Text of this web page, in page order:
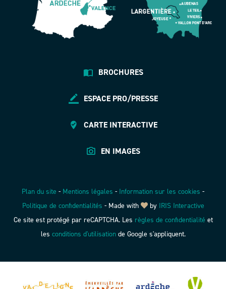
BROCHURES
ESPACE PRO/PRESSE
CARTE INTERACTIVE
EN IMAGES
Plan du site - Mentions légales - Information sur les cookies -
Politique de confidentialités -Made with by IRIS Interactive
Ce site est protégé par reCAPTCHA. Les règles de confidentialité et
les conditions d'utilisationde Google s'appliquent.